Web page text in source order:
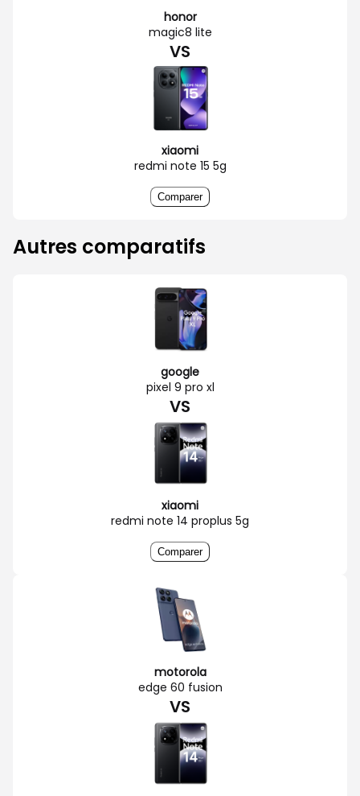
honor
magic8 lite
VS
xiaomi
redmi note 15 5g
Comparer
Autres comparatifs
google
pixel 9 pro xl
VS
xiaomi
redmi note 14 proplus 5g
Comparer
motorola
edge 60 fusion
VS